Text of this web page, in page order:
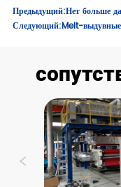
Предыдущий:Нет больше
Следующий:Melt-выдувные